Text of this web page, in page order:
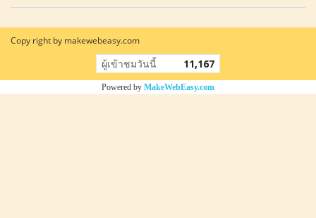
Copy right by makewebeasy.com
ผู้เข้าชมวันนี้ 11,167
Powered by MakeWebEasy.com